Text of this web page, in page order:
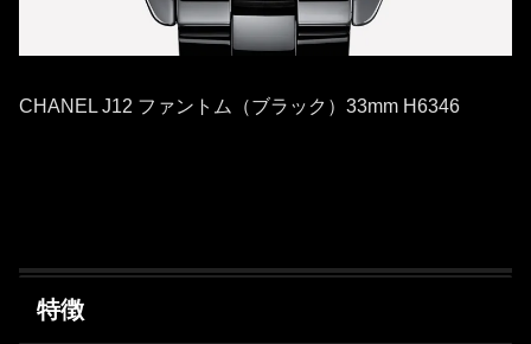
CHANEL J12 ファントム（ブラック）33mm H6346
特徴